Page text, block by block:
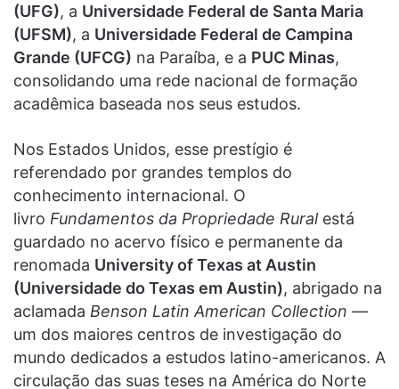
(UFG), a Universidade Federal de Santa Maria
(UFSM), a Universidade Federal de Campina
Grande (UFCG) na Paraíba, e a PUC Minas,
consolidando uma rede nacional de formação
acadêmica baseada nos seus estudos.
Nos Estados Unidos, esse prestígio é
referendado por grandes templos do
conhecimento internacional. O
livro Fundamentos da Propriedade Ruralestá
guardado no acervo físico e permanente da
renomada University of Texas at Austin
(Universidade do Texas em Austin), abrigado na
aclamada Benson Latin American Collection —
um dos maiores centros de investigação do
mundo dedicados a estudos latino-americanos. A
circulação das suas teses na América do Norte